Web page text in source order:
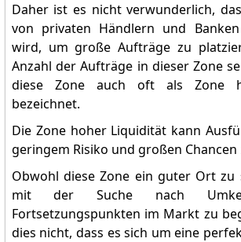
Daher ist es nicht verwunderlich,
von privaten Händlern und
wird, um große Aufträge zu
Anzahl der Aufträge in dieser Zone
diese Zone auch oft als Zone
bezeichnet.
Die Zone hoher Liquidität kann
geringem Risiko und großen Chancen
Obwohl diese Zone ein guter Ort zu
mit der Suche nach
Fortsetzungspunkten im Markt zu
dies nicht, dass es sich um eine